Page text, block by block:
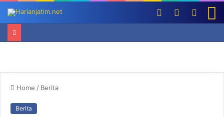
Switch
Log
Home / Berita
Berita